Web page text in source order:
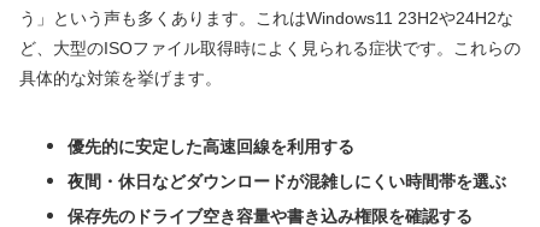
う」という声も多くあります。これはWindows11 23H2や24H2な
ど、大型のISOファイル取得時によく見られる症状です。これらの
具体的な対策を挙げます。
優先的に安定した高速回線を利用する
夜間・休日などダウンロードが混雑しにくい時間帯を選ぶ
保存先のドライブ空き容量や書き込み権限を確認する